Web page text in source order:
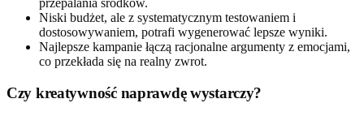
przepalania środków.
Niski budżet, ale z systematycznym testowaniem i
dostosowywaniem, potrafi wygenerować lepsze wyniki.
Najlepsze kampanie łączą racjonalne argumenty z emocjami,
co przekłada się na realny zwrot.
Czy kreatywność naprawdę wystarczy?